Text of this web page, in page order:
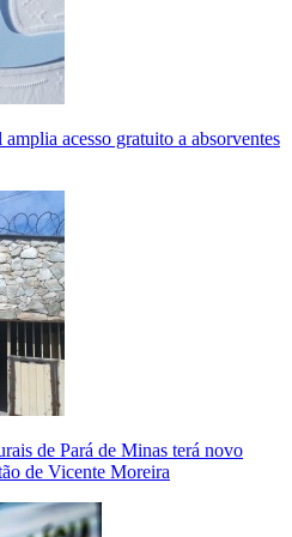
acesso gratuito a absorventes
de Pará de Minas terá novo
de Vicente Moreira